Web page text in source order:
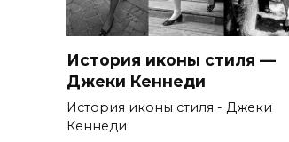
История иконы стиля —
Джеки Кеннеди
История иконы стиля - Джеки
Кеннеди